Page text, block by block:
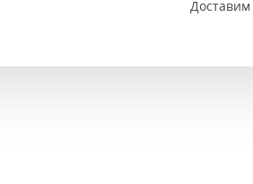
Доставим